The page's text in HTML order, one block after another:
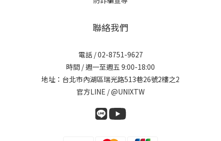
聯絡我們
電話 / 02-8751-9627
時間 / 週一至週五 9:00-18:00
地址：台北市內湖區瑞光路513巷26號2樓之2
官方LINE / @UNIXTW